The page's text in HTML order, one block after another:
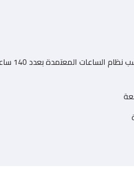
نظام الساعات المعتمدة بعدد 140 ساعة معتمدة